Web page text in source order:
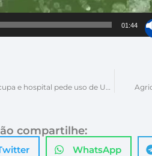
01:44
Superlotação no São José preocupa e hospital pede uso de UBS e UPAs
compartilhe:
WhatsApp